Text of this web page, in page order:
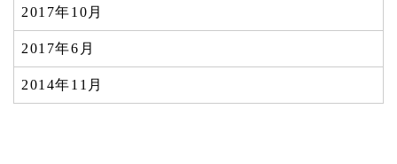
2017年10月
2017年6月
2014年11月